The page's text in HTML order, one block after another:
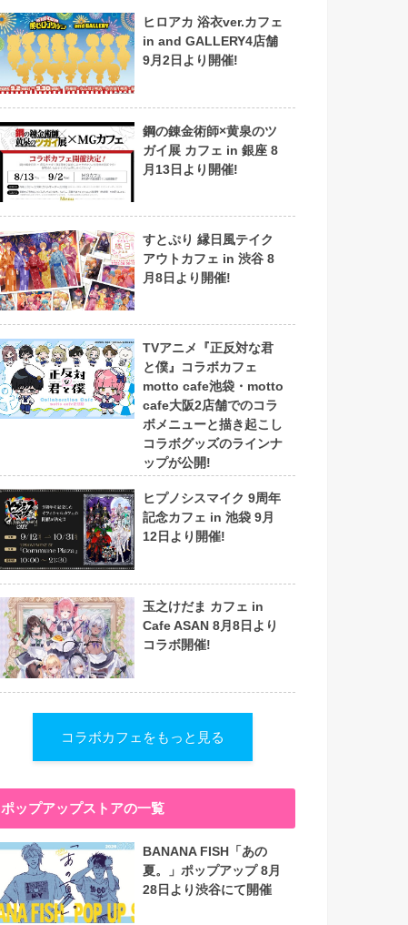
ヒロアカ 浴衣ver.カフェ
in and GALLERY4店舗
9月2日より開催!
鋼の錬金術師×黄泉のツ
ガイ展 カフェ in 銀座 8
月13日より開催!
すとぷり 縁日風テイク
アウトカフェ in 渋谷 8
月8日より開催!
TVアニメ『正反対な君
と僕』コラボカフェ
motto cafe池袋・motto
cafe大阪2店舗でのコラ
ボメニューと描き起こし
コラボグッズのラインナ
ップが公開!
ヒプノシスマイク 9周年
記念カフェ in 池袋 9月
12日より開催!
玉之けだま カフェ in
Cafe ASAN 8月8日より
コラボ開催!
コラボカフェをもっと見る
ポップアップストアの一覧
BANANA FISH「あの
夏。」ポップアップ 8月
28日より渋谷にて開催